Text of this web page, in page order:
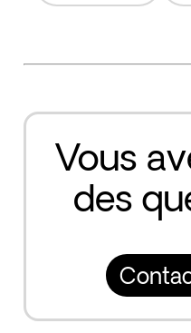
Vous
des